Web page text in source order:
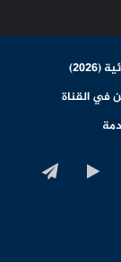
في القناة
‏Google